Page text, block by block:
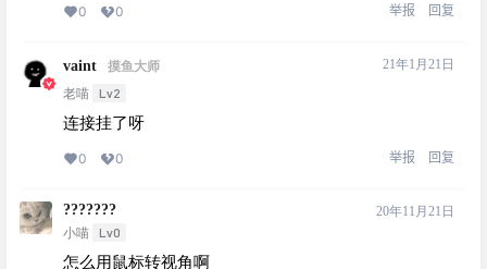
0 0 举报 回复
vaint
摸鱼大师
老喵
Lv2
21年1月21日
连接挂了呀
0 0 举报 回复
???????
小喵 Lv0
20年11月21日
怎么用鼠标转视角啊